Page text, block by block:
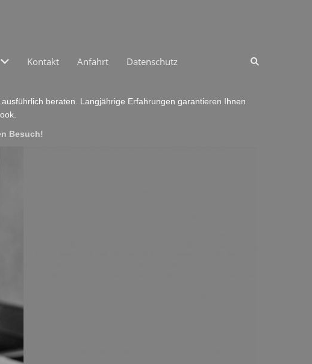
Kontakt Anfahrt Datenschutz
beraten. Langjährige Erfahrungen garantieren Ihnen
Besuch!